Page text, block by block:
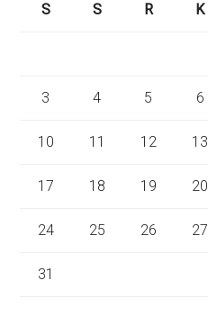
S
S R K
3 4 5 6
10 11 12 13
17 18 19 20
24 25 26 27
31